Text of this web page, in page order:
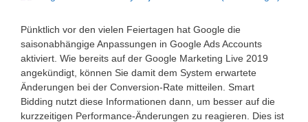
Pünktlich vor den vielen Feiertagen hat Google die
saisonabhängige Anpassungen in Google Ads Accounts
aktiviert. Wie bereits auf der Google Marketing Live 2019
angekündigt, können Sie damit dem System erwartete
Änderungen bei der Conversion-Rate mitteilen. Smart
Bidding nutzt diese Informationen dann, um besser auf die
kurzzeitigen Performance-Änderungen zu reagieren. Dies ist